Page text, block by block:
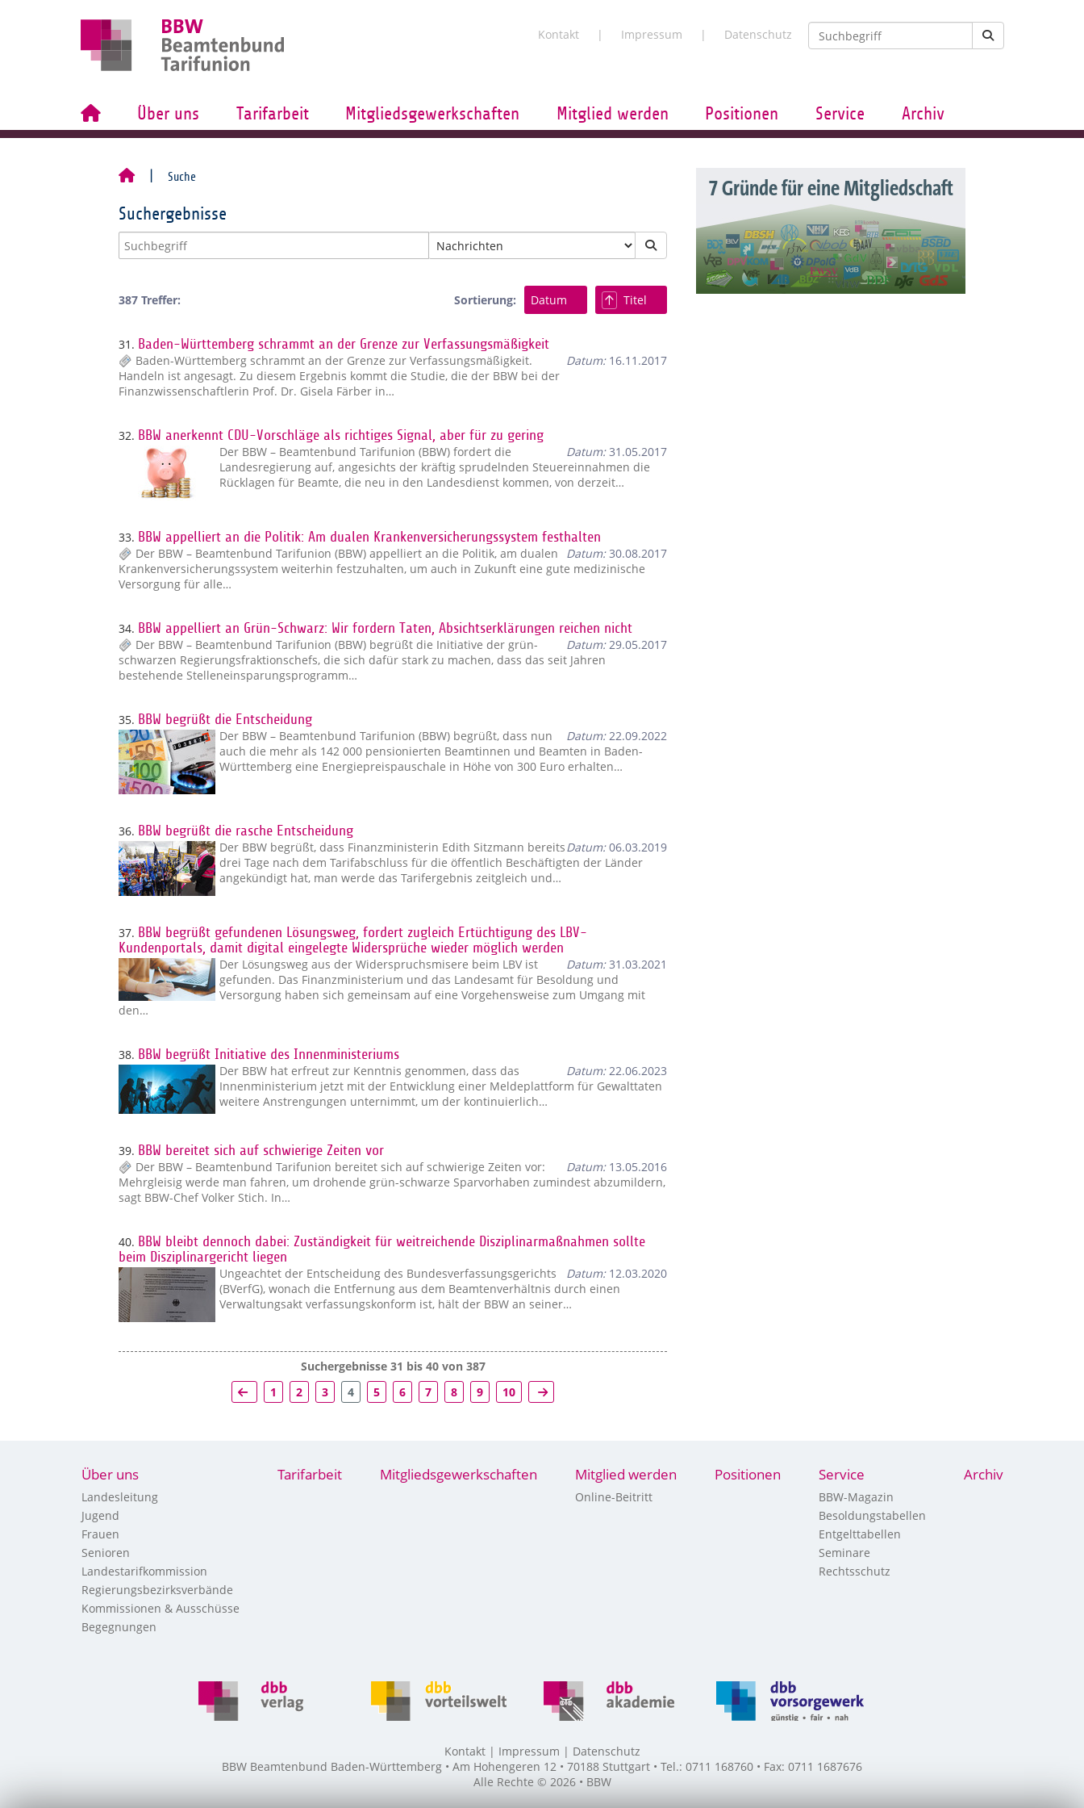
Kontakt Impressum Datenschutz
Über uns Tarifarbeit Mitgliedsgewerkschaften Mitglied werden Positionen Service Archiv
Suche
Suchergebnisse
387 Treffer: Sortierung: Datum Titel
31. Baden-Württemberg schrammt an der Grenze zur Verfassungsmäßigkeit
Datum:16.11.2017
Baden-Württemberg schrammt an der Grenze zur Verfassungsmäßigkeit.
Handeln ist angesagt. Zu diesem Ergebnis kommt die Studie, die der BBW bei der
Finanzwissenschaftlerin Prof. Dr. Gisela Färber in…
32. BBW anerkennt CDU-Vorschläge als richtiges Signal, aber für zu gering
Datum:31.05.2017
Der BBW – Beamtenbund Tarifunion (BBW) fordert die
Landesregierung auf, angesichts der kräftig sprudelnden Steuereinnahmen die
Rücklagen für Beamte, die neu in den Landesdienst kommen, von derzeit…
33. BBW appelliert an die Politik: Am dualen Krankenversicherungssystem festhalten
Datum:30.08.2017
Der BBW – Beamtenbund Tarifunion (BBW) appelliert an die Politik, am dualen
Krankenversicherungssystem weiterhin festzuhalten, um auch in Zukunft eine gute medizinische
Versorgung für alle…
34. BBW appelliert an Grün-Schwarz: Wir fordern Taten, Absichtserklärungen reichen nicht
Datum:29.05.2017
Der BBW – Beamtenbund Tarifunion (BBW) begrüßt die Initiative der grün-
schwarzen Regierungsfraktionschefs, die sich dafür stark zu machen, dass das seit Jahren
bestehende Stelleneinsparungsprogramm…
35. BBW begrüßt die Entscheidung
Datum:22.09.2022
Der BBW – Beamtenbund Tarifunion (BBW) begrüßt, dass nun
auch die mehr als 142 000 pensionierten Beamtinnen und Beamten in Baden-
Württemberg eine Energiepreispauschale in Höhe von 300 Euro erhalten…
36. BBW begrüßt die rasche Entscheidung
Datum:06.03.2019
Der BBW begrüßt, dass Finanzministerin Edith Sitzmann bereits
drei Tage nach dem Tarifabschluss für die öffentlich Beschäftigten der Länder
angekündigt hat, man werde das Tarifergebnis zeitgleich und…
37. BBW begrüßt gefundenen Lösungsweg, fordert zugleich Ertüchtigung des LBV-
Kundenportals, damit digital eingelegte Widersprüche wieder möglich werden
Datum:31.03.2021
Der Lösungsweg aus der Widerspruchsmisere beim LBV ist
gefunden. Das Finanzministerium und das Landesamt für Besoldung und
Versorgung haben sich gemeinsam auf eine Vorgehensweise zum Umgang mit
den…
38. BBW begrüßt Initiative des Innenministeriums
Datum:22.06.2023
Der BBW hat erfreut zur Kenntnis genommen, dass das
Innenministerium jetzt mit der Entwicklung einer Meldeplattform für Gewalttaten
weitere Anstrengungen unternimmt, um der kontinuierlich…
39. BBW bereitet sich auf schwierige Zeiten vor
Datum:13.05.2016
Der BBW – Beamtenbund Tarifunion bereitet sich auf schwierige Zeiten vor:
Mehrgleisig werde man fahren, um drohende grün-schwarze Sparvorhaben zumindest abzumildern,
sagt BBW-Chef Volker Stich. In…
40. BBW bleibt dennoch dabei: Zuständigkeit für weitreichende Disziplinarmaßnahmen sollte
beim Disziplinargericht liegen
Datum:12.03.2020
Ungeachtet der Entscheidung des Bundesverfassungsgerichts
(BVerfG), wonach die Entfernung aus dem Beamtenverhältnis durch einen
Verwaltungsakt verfassungskonform ist, hält der BBW an seiner…
Suchergebnisse 31 bis 40 von 387
1
2 3 4 5 6 7 8 9 10
7 Gründe für eine Mitgliedschaft
Über uns
Landesleitung
Jugend
Frauen
Senioren
Landestarifkommission
Regierungsbezirksverbände
Kommissionen & Ausschüsse
Begegnungen
Tarifarbeit Mitgliedsgewerkschaften Mitglied werden
Online-Beitritt
Positionen Service
BBW-Magazin
Besoldungstabellen
Entgelttabellen
Seminare
Rechtsschutz
Archiv
Kontakt Impressum
Datenschutz
BBW Beamtenbund Baden-Württemberg • Am Hohengeren 12 • 70188 Stuttgart • Tel.: 0711 168760 • Fax: 0711 1687676
Alle Rechte © 2026 • BBW